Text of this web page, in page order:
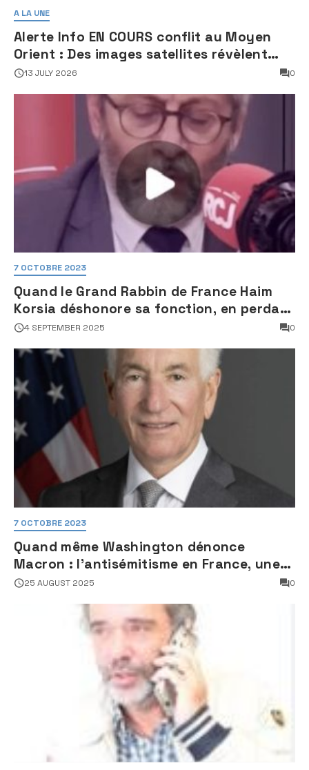
A LA UNE
Alerte Info EN COURS conflit au Moyen
Orient : Des images satellites révèlent
une activité jugée « inquiétante » sur
13 JULY 2026 0
7 OCTOBRE 2023
Quand le Grand Rabbin de France Haim
Korsia déshonore sa fonction, en perdant
son sang froid
4 SEPTEMBER 2025 0
7 OCTOBRE 2023
Quand même Washington dénonce
Macron : l’antisémitisme en France, une
faillite d’État
25 AUGUST 2025 0